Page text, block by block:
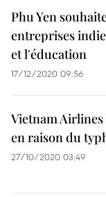
Phu Yen
entreprises
et l'éducation
17/12/2020 09:56
Vietnam
en raison du
27/10/2020 03:49